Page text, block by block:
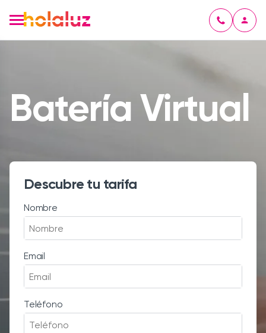
Batería Virtual
Descubre tu tarifa
Nombre
Email
Teléfono